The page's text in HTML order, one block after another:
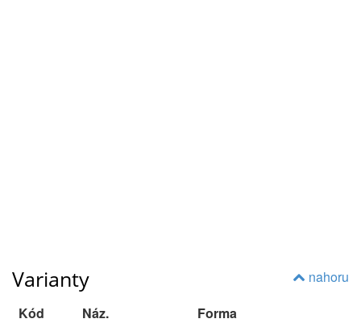
nahoru
Varianty
Kód Náz.
Forma